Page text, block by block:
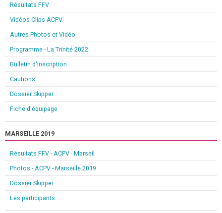
Résultats FFV
Vidéos-Clips ACPV
Autres Photos et Vidéo
Programme - La Trinité 2022
Bulletin d'inscription
Cautions
Dossier Skipper
Fiche d'équipage
MARSEILLE 2019
Résultats FFV - ACPV - Marseil
Photos - ACPV - Marseille 2019
Dossier Skipper
Les participants